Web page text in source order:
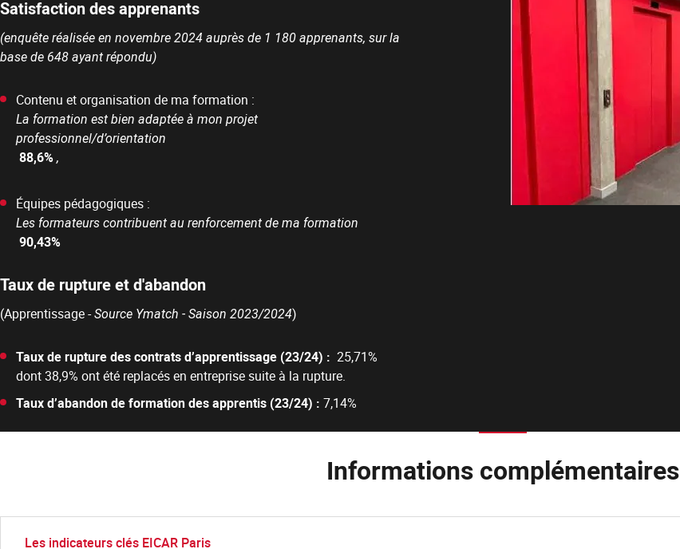
Satisfaction des apprenants
(enquête réalisée en novembre 2024 auprès de 1 180 apprenants, sur la
base de 648 ayant répondu)
Contenu et organisation de ma formation :
La formation est bien adaptée à mon projet
professionnel/d’orientation
88,6% ,
Équipes pédagogiques :
Les formateurs contribuent au renforcement de ma formation
90,43%
Taux de rupture et d'abandon
(Apprentissage -Source Ymatch - Saison 2023/2024)
Taux de rupture des contrats d’apprentissage (23/24) : 25,71%
dont 38,9% ont été replacés en entreprise suite à la rupture.
Taux d’abandon de formation des apprentis (23/24) : 7,14%
Informations complémentaires
Les indicateurs clés EICAR Paris